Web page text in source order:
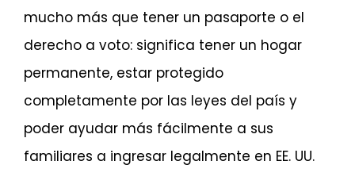
mucho más que tener un pasaporte o el
derecho a voto: significa tener un hogar
permanente, estar protegido
completamente por las leyes del país y
poder ayudar más fácilmente a sus
familiares a ingresar legalmente en EE. UU.